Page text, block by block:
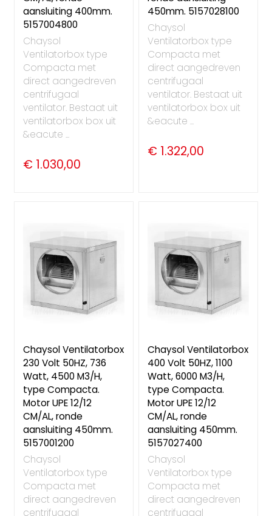
aansluiting 400mm.
5157004800
Chaysol
Ventilatorbox type
Compacta met
direct aangedreven
centrifugaal
ventilator. Bestaat uit
ventilatorbox box uit
&eacute ...
€ 1.030,00
450mm. 5157028100
Chaysol
Ventilatorbox type
Compacta met
direct aangedreven
centrifugaal
ventilator. Bestaat uit
ventilatorbox box uit
&eacute ...
€ 1.322,00
Chaysol Ventilatorbox
230 Volt 50HZ, 736
Watt, 4500 M3/H,
type Compacta.
Motor UPE 12/12
CM/AL, ronde
aansluiting 450mm.
5157001200
Chaysol
Ventilatorbox type
Compacta met
direct aangedreven
centrifugaal
Chaysol Ventilatorbox
400 Volt 50HZ, 1100
Watt, 6000 M3/H,
type Compacta.
Motor UPE 12/12
CM/AL, ronde
aansluiting 450mm.
5157027400
Chaysol
Ventilatorbox type
Compacta met
direct aangedreven
centrifugaal